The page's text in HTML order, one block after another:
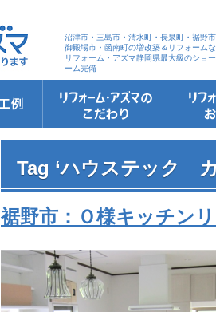
沼津市・三島市・清水町・長泉町・裾野市
御殿場市・函南町の増改築＆リフォーム
リフォーム・アズマ静岡県最大級のショ
ーム完備
リフォーム・アズマのこだわり
お客さまへの5つのお約束
リフォームの流れ
リフォームQ&A
安心保証
リフォームローン相談 お客さ
お客様
Tag ‘ハウステック
裾野市：Ｏ様キッチン